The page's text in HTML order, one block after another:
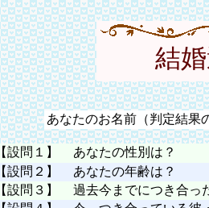
結
あなたのお名前（判定結果
【設問１】
あなたの性別は？
【設問２】
あなたの年齢は？
【設問３】
過去今までにつき合っ